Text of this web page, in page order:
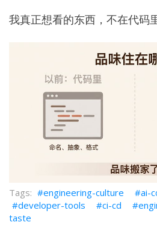
我真正想看的东西，不在代码里
engineering-culture
ai-
developer-tools
ci-cd
taste